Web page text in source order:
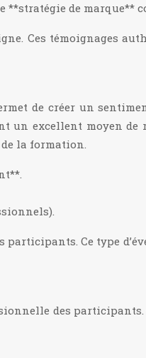
**stratégie de marque**
Ces témoignages
de créer un
un excellent moyen de
la formation.
Ce type
des